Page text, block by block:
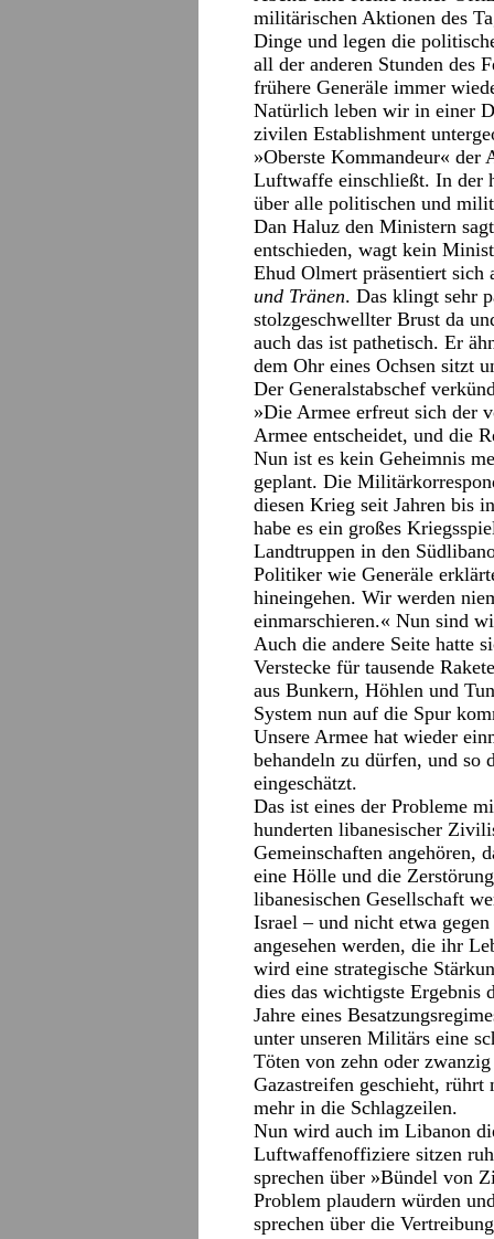
militärischen Aktionen des
Dinge und legen die
all der anderen Stunden des
frühere Generäle immer
Natürlich leben wir in einer
zivilen Establishment
»Oberste Kommandeur«
Luftwaffe einschließt. In der
über alle politischen und
Dan Haluz den Ministern
entschieden, wagt kein
Ehud Olmert präsentiert
und Tränen. Das klingt sehr
stolzgeschwellter Brust da
auch das ist pathetisch. Er
dem Ohr eines Ochsen sitzt
Der Generalstabschef
»Die Armee erfreut sich der
Armee entscheidet, und die
Nun ist es kein Geheimnis
geplant. Die
diesen Krieg seit Jahren bis
habe es ein großes
Landtruppen in den
Politiker wie Generäle
hineingehen. Wir werden
einmarschieren.« Nun sind
Auch die andere Seite hatte
Verstecke für tausende
aus Bunkern, Höhlen und
System nun auf die Spur
Unsere Armee hat wieder
behandeln zu dürfen, und so
eingeschätzt.
Das ist eines der Probleme
hunderten libanesischer
Gemeinschaften angehören,
eine Hölle und die
libanesischen Gesellschaft
Israel – und nicht etwa
angesehen werden, die ihr
wird eine strategische
dies das wichtigste Ergebnis
Jahre eines
unter unseren Militärs eine
Töten von zehn oder
Gazastreifen geschieht,
mehr in die Schlagzeilen.
Nun wird auch im Libanon
Luftwaffenoffiziere sitzen
sprechen über »Bündel von
Problem plaudern würden
sprechen über die